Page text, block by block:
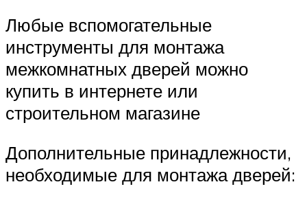
Любые вспомогательные
инструменты для монтажа
межкомнатных дверей можно
купить в интернете или
строительном магазине
Дополнительные принадлежности,
необходимые для монтажа дверей: